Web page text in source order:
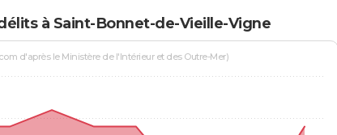
à Saint-Bonnet-de-Vieille-Vigne
d'après le Ministère de l'Intérieur et des Outre-Mer)